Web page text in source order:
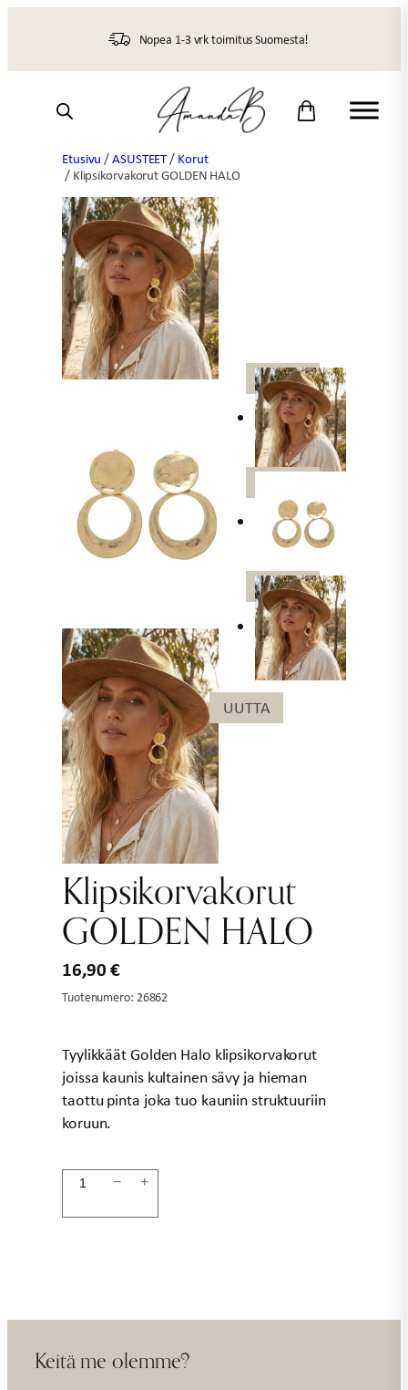
Nopea 1-3 vrk toimitus Suomesta!
Etusivu /ASUSTEET/ Korut
/ Klipsikorvakorut GOLDEN HALO
UUTTA
UUTTA
UUTTA
Klipsikorvakorut
GOLDEN HALO
16,90€
Tuotenumero: 26862
Tyylikkäät Golden Halo klipsikorvakorut
joissa kaunis kultainen sävy ja hieman
taottu pinta joka tuo kauniin struktuuriin
koruun.
Klipsikorvakorut
− +
Keitä me olemme?